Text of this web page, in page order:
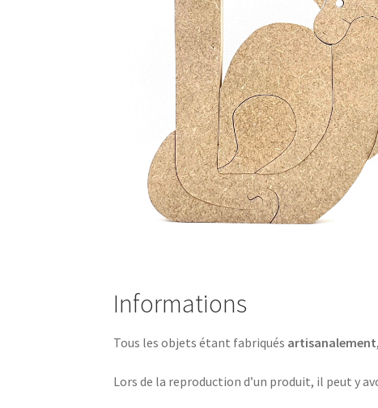
Informations
Tous les objets étant fabriqués artisanalement
Lors de la reproduction d’un produit, il peut y